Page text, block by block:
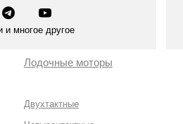
и многое другое
Лодочные моторы
Двухтактные